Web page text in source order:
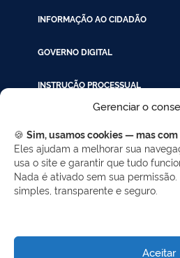
Gerenciar o
🍪 Sim, usamos cookies — mas
Eles ajudam a melhorar sua
usa o site e garantir que tudo
Nada é ativado sem sua
simples, transparente e seguro.
Aceitar
INFORMAÇÃO AO CIDADÃO
GOVERNO DIGITAL
INSTRUÇÃO PROCESSUAL
REDES SOCIAIS
Facebook
Twitter
LinkedIn
Instagram